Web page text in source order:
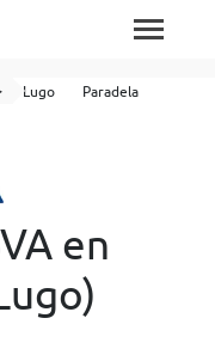
Lugo Paradela
en